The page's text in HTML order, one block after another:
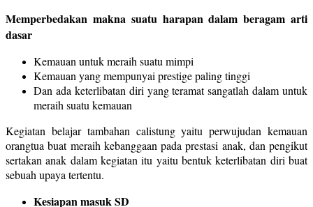
Memperbedakan makna suatu harapan dalam beragam arti
dasar
Kemauan untuk meraih suatu mimpi
Kemauan yang mempunyai prestige paling tinggi
Dan ada keterlibatan diri yang teramat sangatlah dalam untuk
meraih suatu kemauan
Kegiatan belajar tambahan calistung yaitu perwujudan kemauan
orangtua buat meraih kebanggaan pada prestasi anak, dan pengikut
sertakan anak dalam kegiatan itu yaitu bentuk keterlibatan diri buat
sebuah upaya tertentu.
Kesiapan masuk SD